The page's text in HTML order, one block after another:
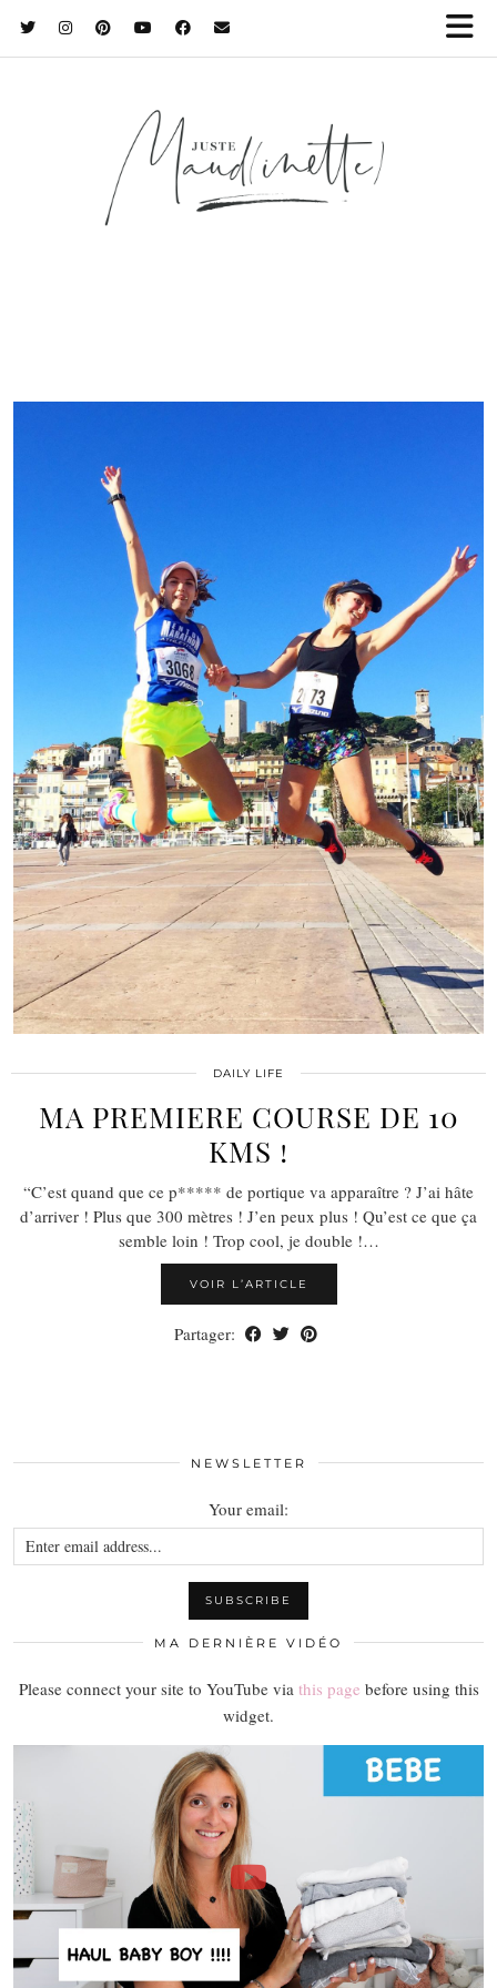
DAILY LIFE
MA PREMIERE COURSE DE 10
KMS !
“C’est quand que ce p***** de portique va apparaître ? J’ai hâte
d’arriver ! Plus que 300 mètres ! J’en peux plus ! Qu’est ce que ça
semble loin ! Trop cool, je double !…
VOIR L’ARTICLE
Partager:
NEWSLETTER
Your email:
MA DERNIÈRE VIDÉO
Please connect your site to YouTube via this page before using this
widget.